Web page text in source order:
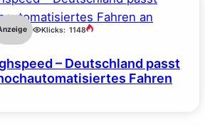
Klicks: 1148
– Deutschland passt
Fahren